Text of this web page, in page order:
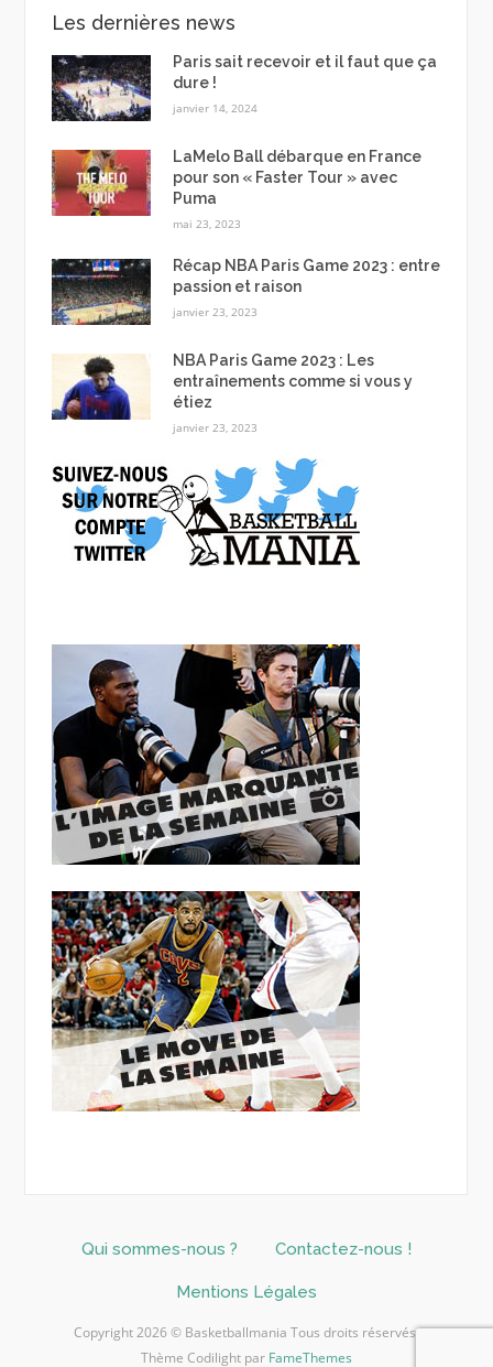
Les dernières news
Paris sait recevoir et il faut que ça
dure !
janvier 14, 2024
LaMelo Ball débarque en France
pour son « Faster Tour » avec
Puma
mai 23, 2023
Récap NBA Paris Game 2023 : entre
passion et raison
janvier 23, 2023
NBA Paris Game 2023 : Les
entraînements comme si vous y
étiez
janvier 23, 2023
Qui sommes-nous ? Contactez-nous !
Mentions Légales
Copyright 2026 © Basketballmania Tous droits réservés.
Thème Codilight par FameThemes